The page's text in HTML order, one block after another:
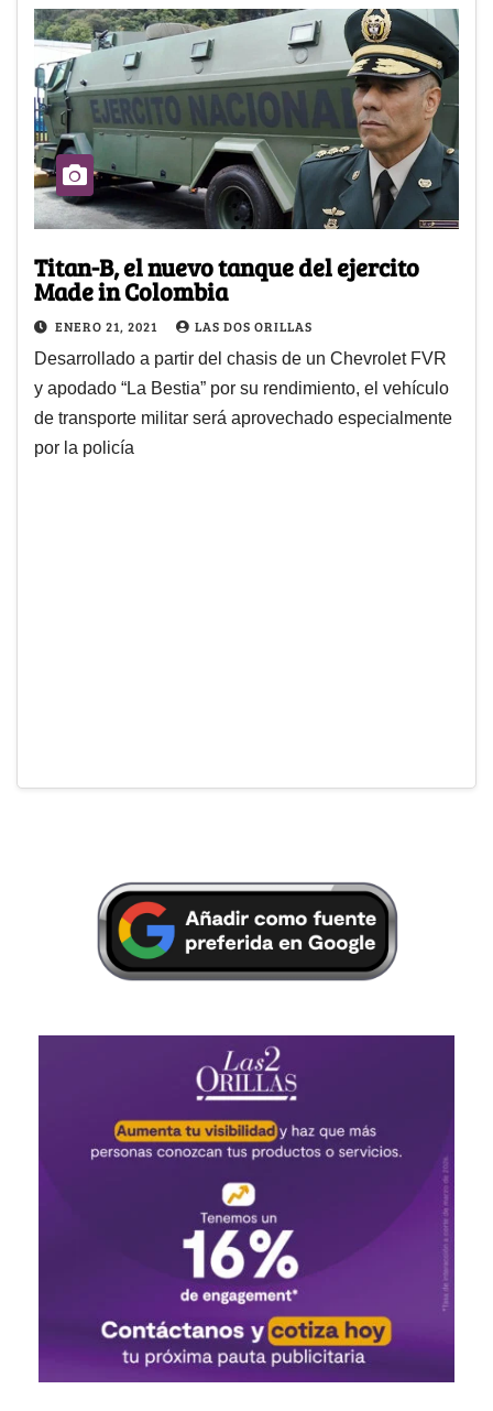
Titan-B, el nuevo tanque del ejercito
Made in Colombia
ENERO 21, 2021 LAS DOS ORILLAS
Desarrollado a partir del chasis de un Chevrolet FVR
y apodado “La Bestia” por su rendimiento, el vehículo
de transporte militar será aprovechado especialmente
por la policía